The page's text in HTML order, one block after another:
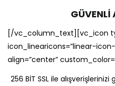
GÜVENLİ
[/vc_column_text][vc_icon
icon_linearicons=”linear-icon-
align=”center”
256 BİT SSL ile